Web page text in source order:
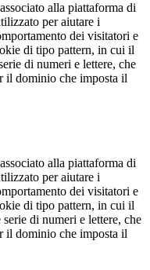
alla piattaforma di
per aiutare i
dei visitatori e
di tipo pattern, in cui il
di numeri e lettere, che
il dominio che imposta il
alla piattaforma di
per aiutare i
dei visitatori e
di tipo pattern, in cui il
di numeri e lettere, che
il dominio che imposta il